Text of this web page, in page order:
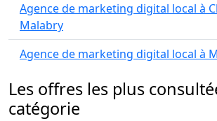
Agence de marketing digital local à
Malabry
Agence de marketing digital local à
Les offres les plus
catégorie